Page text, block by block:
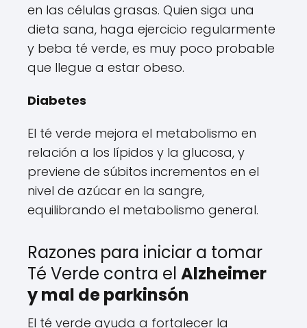
en las células grasas. Quien siga una
dieta sana, haga ejercicio regularmente
y beba té verde, es muy poco probable
que llegue a estar obeso.
Diabetes
El té verde mejora el metabolismo en
relación a los lípidos y la glucosa, y
previene de súbitos incrementos en el
nivel de azúcar en la sangre,
equilibrando el metabolismo general.
Razones para iniciar a tomar
Té Verde contra el Alzheimer
y mal de parkinsón
El té verde ayuda a fortalecer la